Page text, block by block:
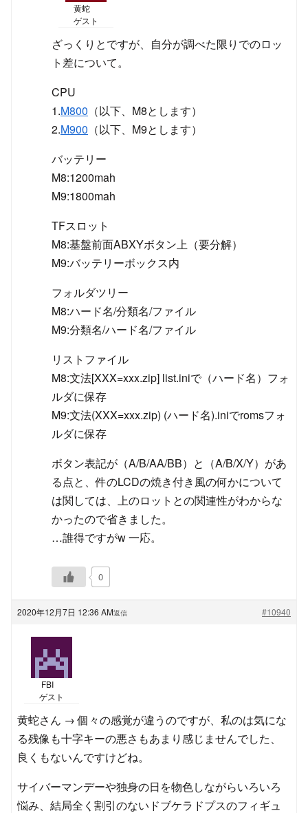
黄蛇
ゲスト
ざっくりとですが、自分が調べた限りでのロッ
ト差について。
CPU
1.M800 （以下、M8とします）
2.M900 （以下、M9とします）
バッテリー
M8:1200mah
M9:1800mah
TFスロット
M8:基盤前面ABXYボタン上（要分解）
M9:バッテリーボックス内
フォルダツリー
M8:ハード名/分類名/ファイル
M9:分類名/ハード名/ファイル
リストファイル
M8:文法[XXX=xxx.zip] list.iniで（ハード名）フォ
ルダに保存
M9:文法(XXX=xxx.zip) (ハード名).iniでromsフォ
ルダに保存
ボタン表記が（A/B/AA/BB）と（A/B/X/Y）があ
る点と、件のLCDの焼き付き風の何かについて
は関しては、上のロットとの関連性がわからな
かったので省きました。
…誰得ですがw 一応。
0
2020年12月7日 12:36 AM #10940
返信
FBI
ゲスト
黄蛇さん → 個々の感覚が違うのですが、私のは気にな
る残像も十字キーの悪さもあまり感じませんでした、
良くもないんですけどね。
サイバーマンデーや独身の日を物色しながらいろいろ
悩み、結局全く割引のないドブケラドプスのフィギュ